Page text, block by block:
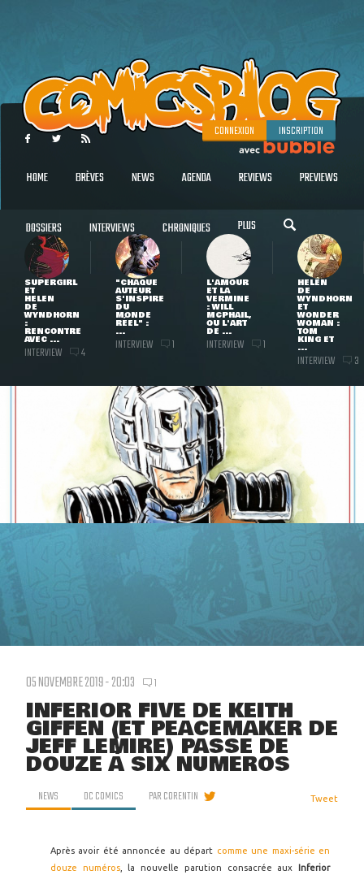
CONNEXION INSCRIPTION
HOME BRÈVES NEWS AGENDA REVIEWS PREVIEWS
DOSSIERS INTERVIEWS CHRONIQUES PLUS
SUPERGIRL
ET
HELEN
DE
WYNDHORN
:
RENCONTRE
AVEC ...
INTERVIEW 4
"CHAQUE
AUTEUR
S'INSPIRE
DU
MONDE
RÉEL" :
...
INTERVIEW 1
L'AMOUR
ET LA
VERMINE
: WILL
MCPHAIL,
OU L'ART
DE ...
INTERVIEW 1
HELEN
DE
WYNDHORN
ET
WONDER
WOMAN :
TOM
KING ET
...
INTERVIEW 3
05 NOVEMBRE 2019 - 20:03 1
INFERIOR FIVE DE KEITH
GIFFEN (ET PEACEMAKER DE
JEFF LEMIRE) PASSE DE
DOUZE À SIX NUMÉROS
NEWS DC COMICS PARCORENTIN Tweet
Après avoir été annoncée au départ comme une maxi-série en
douze numéros, la nouvelle parution consacrée aux Inferior